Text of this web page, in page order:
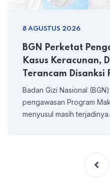
8 AGUSTUS 2026
BGN Perketat
Kasus Keracunan,
Terancam Disanksi
Badan Gizi Nasional
pengawasan Program
menyusul masih